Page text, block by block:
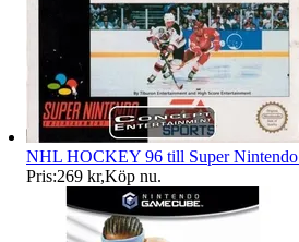
NHL HOCKEY 96 till Super
Pris:269 kr,Köp nu.